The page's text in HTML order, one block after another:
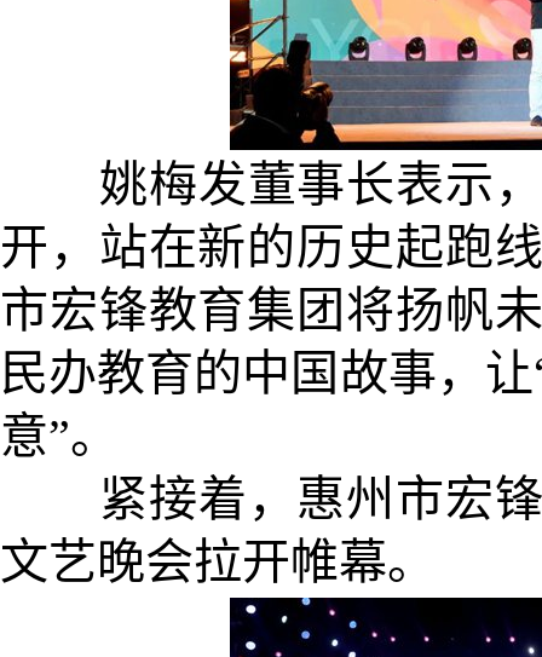
姚梅发董事长表示，
开，站在新的历史起跑
市宏锋教育集团将扬帆
民办教育的中国故事，
意”。
紧接着，惠州市宏锋
文艺晚会拉开帷幕。